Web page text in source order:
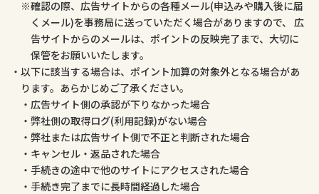
確認の際、広告サイトからの各種メール(申込みや購入後に届
くメール)を事務局に送っていただく場合がありますので、 広
告サイトからのメールは、ポイントの反映完了まで、大切に
保管をお願いいたします。
以下に該当する場合は、ポイント加算の対象外となる場合があ
ります。あらかじめご了承ください。
広告サイト側の承認が下りなかった場合
弊社側の取得ログ(利用記録)がない場合
弊社または広告サイト側で不正と判断された場合
キャンセル・返品された場合
手続きの途中で他のサイトにアクセスされた場合
手続き完了までに長時間経過した場合